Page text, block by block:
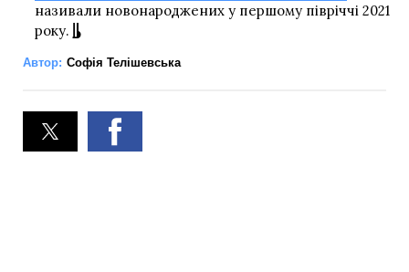
називали новонароджених у першому півріччі 2021
року.
Автор: Софія Телішевська